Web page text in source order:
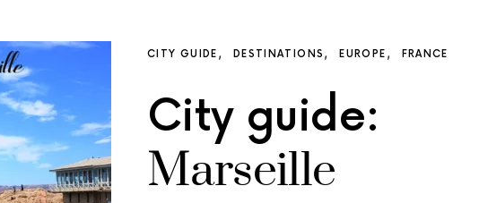
CITY GUIDE DESTINATIONS EUROPE FRANCE
City guide:
Marseille